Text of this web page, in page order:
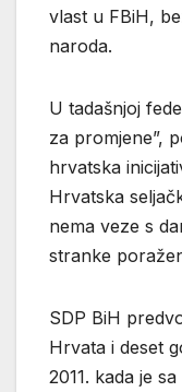
vlast u FBiH,
naroda.
U tadašnjoj
za promjene”,
hrvatska
Hrvatska
nema veze s
stranke
SDP BiH
Hrvata i deset
2011. kada je